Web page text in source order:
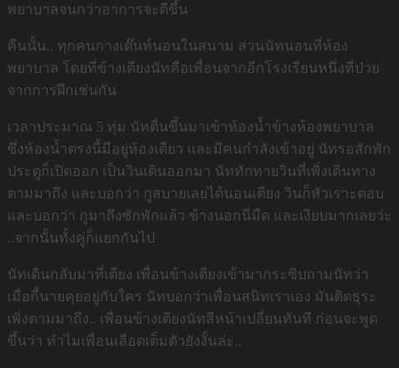
พยาบาลจนกว่าอาการจะดีขึ้น
คืนนั้น.. ทุกคนกางเต๊นท์นอนในสนาม ส่วนนัทนอนที่ห้อง
พยาบาล โดยที่ข้างเตียงนัทคือเพื่อนจากอีกโรงเรียนหนึ่งที่ป่วย
จากการฝึกเช่นกัน
เวลาประมาณ 5 ทุ่ม นัทตื่นขึ้นมาเข้าห้องน้ำข้างห้องพยาบาล
ซึ่งห้องน้ำตรงนี้มีอยู่ห้องเดียว และมีคนกำลังเข้าอยู่ นัทรอสักพัก
ประตูก็เปิดออก เป็นวินเดินออกมา นัททักทายวินที่เพิ่งเดินทาง
ตามมาถึง และบอกว่า กูสบายเลยได้นอนเตียง วินก็หัวเราะตอบ
และบอกว่า กูมาถึงซักพักแล้ว ข้างนอกนี่มืด และเงียบมากเลยว่ะ
..จากนั้นทั้งคู่ก็แยกกันไป
นัทเดินกลับมาที่เตียง เพื่อนข้างเตียงเข้ามากระซิบถามนัทว่า
เมื่อกี้นายคุยอยู่กับใคร นัทบอกว่าเพื่อนสนิทเราเอง มันติดธุระ
เพิ่งตามมาถึง.. เพื่อนข้างเตียงนัทสีหน้าเปลี่ยนทันที ก่อนจะพูด
ขึ้นว่า ทำไมเพื่อนเลือดเต็มตัวยังงั้นล่ะ..